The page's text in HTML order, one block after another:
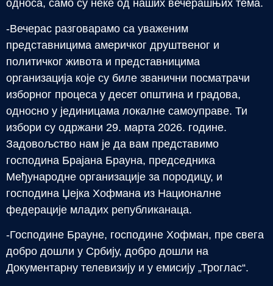
односа, само су неке од наших вечерашњих тема.
-Вечерас разговарамо са уваженим
представницима америчког друштвеног и
политичког живота и представницима
организација које су биле званични посматрачи
изборног процеса у десет општина и градова,
односно у јединицама локалне самоуправе. Ти
избори су одржани 29. марта 2026. године.
Задовољство нам је да вам представимо
господина Брајана Брауна, председника
Међународне организације за породицу, и
господина Џејка Хофмана из Националне
федерације младих републиканаца.
-Господине Брауне, господине Хофман, пре свега
добро дошли у Србију, добро дошли на
Документарну телевизију и у емисију „Троглас“.